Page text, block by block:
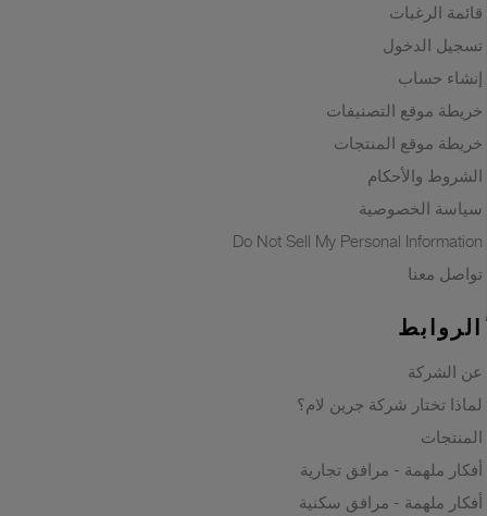
قائمة الرغبات
تسجيل الدخول
إنشاء حساب
خريطة موقع التصنيفات
خريطة موقع المنتجات
الشروط والأحكام
سياسة الخصوصية
Do Not Sell My Personal Information
تواصل معنا
الروابط
عن الشركة
لماذا تختار شركة جرين لام؟
المنتجات
أفكار ملهمة - مرافق تجارية
أفكار ملهمة - مرافق سكنية